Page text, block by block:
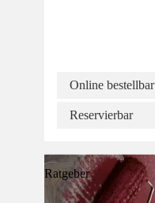
Online bestellbar
Reservierbar
Ratgeber